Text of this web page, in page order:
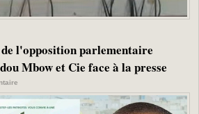
l'opposition parlementaire
Mbow et Cie face à la presse